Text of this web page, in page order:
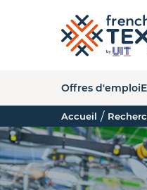
Offres d'emploi
Accueil